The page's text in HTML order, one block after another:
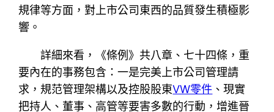
規律等方面，對上市公司東西的品質發生積極影
響。
詳細來看，《條例》共八章、七十四條，重
要內在的事務包含：一是完美上市公司管理請
求，規范管理架構以及控股股東VW零件 、現實
把持人、董事、高管等要害多數的行動，增進晉